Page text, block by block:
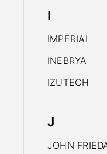
I
IMPERIAL
INEBRYA
IZUTECH
J
JOHN